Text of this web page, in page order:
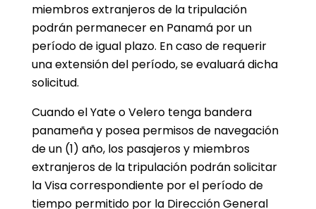
miembros extranjeros de la tripulación
podrán permanecer en Panamá por un
período de igual plazo. En caso de requerir
una extensión del período, se evaluará dicha
solicitud.
Cuando el Yate o Velero tenga bandera
panameña y posea permisos de navegación
de un (1) año, los pasajeros y miembros
extranjeros de la tripulación podrán solicitar
la Visa correspondiente por el período de
tiempo permitido por la Dirección General